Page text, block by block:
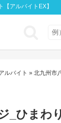
アルバイトEX】
ルバイト » 北九州市
_ひまわ